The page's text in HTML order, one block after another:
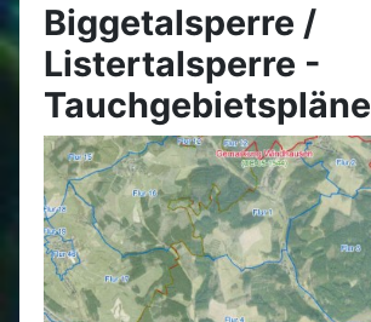
Biggetalsperre /
Listertalsperre -
Tauchgebietspläne